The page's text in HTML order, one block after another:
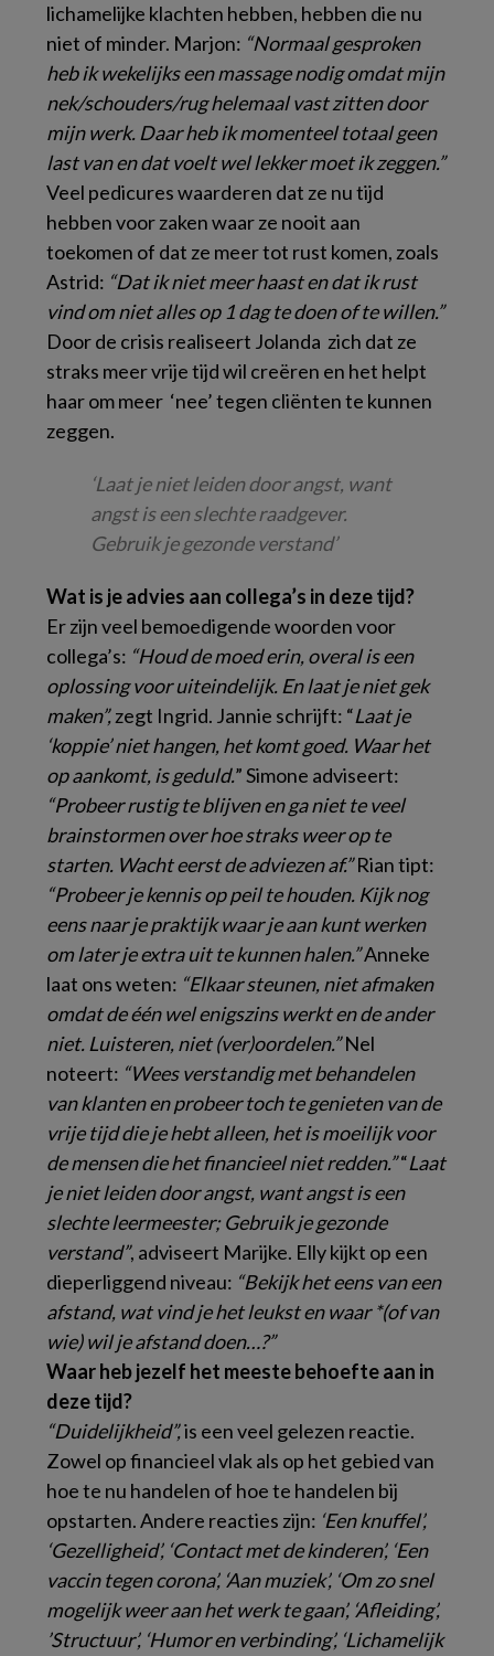
lichamelijke klachten hebben, hebben die nu
niet of minder. Marjon: “Normaal gesproken
heb ik wekelijks een massage nodig omdat mijn
nek/schouders/rug helemaal vast zitten door
mijn werk. Daar heb ik momenteel totaal geen
last van en dat voelt wel lekker moet ik zeggen.”
Veel pedicures waarderen dat ze nu tijd
hebben voor zaken waar ze nooit aan
toekomen of dat ze meer tot rust komen, zoals
Astrid: “Dat ik niet meer haast en dat ik rust
vind om niet alles op 1 dag te doen of te willen.”
Door de crisis realiseert Jolanda zich dat ze
straks meer vrije tijd wil creëren en het helpt
haar om meer ‘nee’ tegen cliënten te kunnen
zeggen.
‘Laat je niet leiden door angst, want
angst is een slechte raadgever.
Gebruik je gezonde verstand’
Wat is je advies aan collega’s in deze tijd?
Er zijn veel bemoedigende woorden voor
collega’s: “Houd de moed erin, overal is een
oplossing voor uiteindelijk. En laat je niet gek
maken”,zegt Ingrid. Jannie schrijft: “Laat je
‘koppie’ niet hangen, het komt goed. Waar het
op aankomt, is geduld.” Simone adviseert:
“Probeer rustig te blijven en ga niet te veel
brainstormen over hoe straks weer op te
starten. Wacht eerst de adviezen af.”Rian tipt:
“Probeer je kennis op peil te houden. Kijk nog
eens naar je praktijk waar je aan kunt werken
om later je extra uit te kunnen halen.”Anneke
laat ons weten: “Elkaar steunen, niet afmaken
omdat de één wel enigszins werkt en de ander
niet. Luisteren, niet (ver)oordelen.”Nel
noteert: “Wees verstandig met behandelen
van klanten en probeer toch te genieten van de
vrije tijd die je hebt alleen, het is moeilijk voor
de mensen die het financieel niet redden.”“Laat
je niet leiden door angst, want angst is een
slechte leermeester; Gebruik je gezonde
verstand”, adviseert Marijke. Elly kijkt op een
dieperliggend niveau: “Bekijk het eens van een
afstand, wat vind je het leukst en waar *(of van
wie) wil je afstand doen…?”
Waar heb jezelf het meeste behoefte aan in
deze tijd?
“Duidelijkheid”,is een veel gelezen reactie.
Zowel op financieel vlak als op het gebied van
hoe te nu handelen of hoe te handelen bij
opstarten. Andere reacties zijn: ‘Een knuffel’,
‘Gezelligheid’, ‘Contact met de kinderen’, ‘Een
vaccin tegen corona’, ‘Aan muziek’, ‘Om zo snel
mogelijk weer aan het werk te gaan’, ‘Afleiding’,
’Structuur’, ‘Humor en verbinding’, ‘Lichamelijk